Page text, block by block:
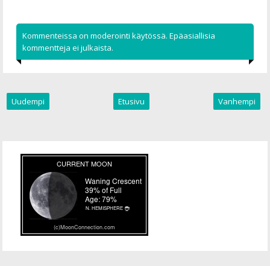
Kommenteissa on moderointi käytössä. Epäasiallisia
kommentteja ei julkaista.
Uudempi Vanhempi
Etusivu